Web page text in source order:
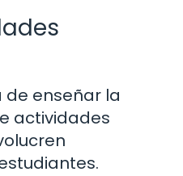
enseñar la
actividades